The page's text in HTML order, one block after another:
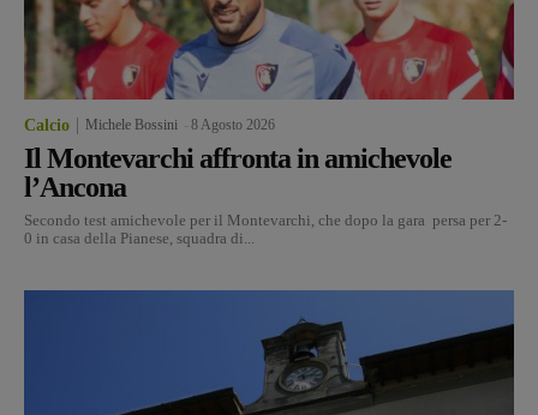
Calcio Michele Bossini 8 Agosto 2026
Il Montevarchi affronta in amichevole
l’Ancona
Secondo test amichevole per il Montevarchi, che dopo la gara persa per 2-
0 in casa della Pianese, squadra di...